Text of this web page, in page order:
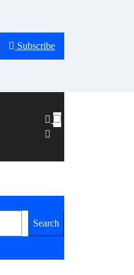
Subscribe
Search